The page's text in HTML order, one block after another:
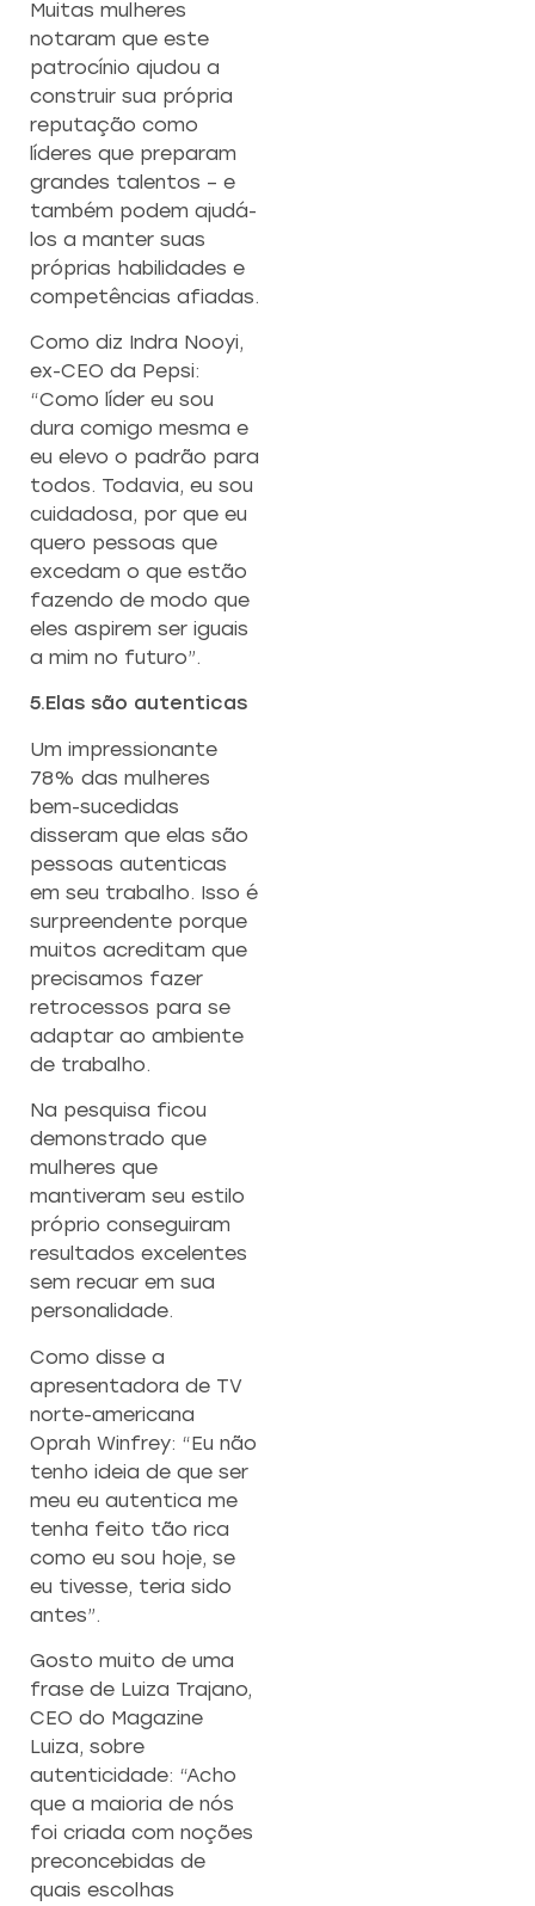
Muitas mulheres
notaram que este
patrocínio ajudou a
construir sua própria
reputação como
líderes que preparam
grandes talentos – e
também podem ajudá-
los a manter suas
próprias habilidades e
competências afiadas.
Como diz Indra Nooyi,
ex-CEO da Pepsi:
“Como líder eu sou
dura comigo mesma e
eu elevo o padrão para
todos. Todavia, eu sou
cuidadosa, por que eu
quero pessoas que
excedam o que estão
fazendo de modo que
eles aspirem ser iguais
a mim no futuro”.
5.Elas são autenticas
Um impressionante
78% das mulheres
bem-sucedidas
disseram que elas são
pessoas autenticas
em seu trabalho. Isso é
surpreendente porque
muitos acreditam que
precisamos fazer
retrocessos para se
adaptar ao ambiente
de trabalho.
Na pesquisa ficou
demonstrado que
mulheres que
mantiveram seu estilo
próprio conseguiram
resultados excelentes
sem recuar em sua
personalidade.
Como disse a
apresentadora de TV
norte-americana
Oprah Winfrey: “Eu não
tenho ideia de que ser
meu eu autentica me
tenha feito tão rica
como eu sou hoje, se
eu tivesse, teria sido
antes”.
Gosto muito de uma
frase de Luiza Trajano,
CEO do Magazine
Luiza, sobre
autenticidade: “Acho
que a maioria de nós
foi criada com noções
preconcebidas de
quais escolhas